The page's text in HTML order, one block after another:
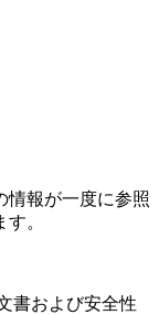
情報が一度に参照
。
書および安全性